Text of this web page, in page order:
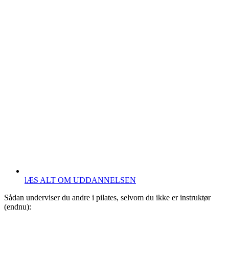
lÆS ALT OM UDDANNELSEN
Sådan underviser du andre i pilates, selvom du ikke er instruktør
(endnu):